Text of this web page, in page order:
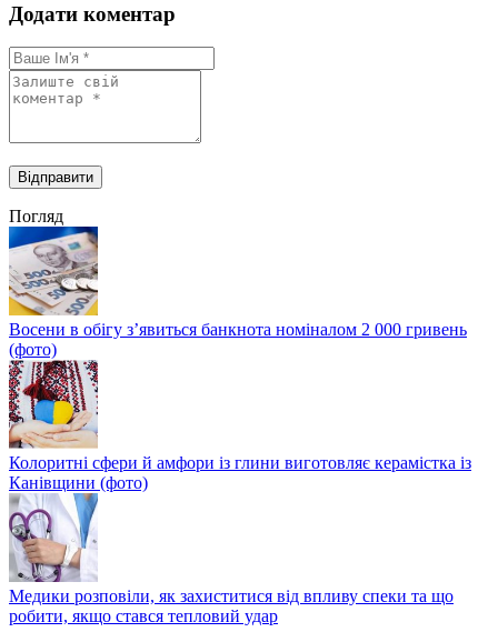
Додати коментар
Погляд
Восени в обігу з’явиться банкнота номіналом 2 000 гривень
(фото)
Колоритні сфери й амфори із глини виготовляє керамістка із
Канівщини (фото)
Медики розповіли, як захиститися від впливу спеки та що
робити, якщо стався тепловий удар